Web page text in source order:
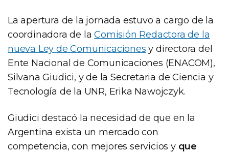
La apertura de la jornada estuvo a cargo de la
coordinadora de laComisión Redactora de la
nueva Ley de Comunicaciones y directora del
Ente Nacional de Comunicaciones (ENACOM),
Silvana Giudici, y de la Secretaria de Ciencia y
Tecnología de la UNR, Erika Nawojczyk.
Giudici destacó la necesidad de que en la
Argentina exista un mercado con
competencia, con mejores servicios y que